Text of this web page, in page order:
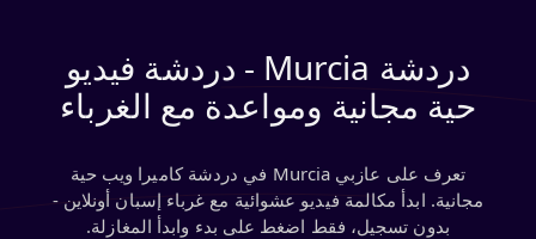
دردشة Murcia - دردشة فيديو
حية مجانية ومواعدة مع الغرباء
تعرف على عازبي Murcia في دردشة كاميرا ويب حية
مجانية. ابدأ مكالمة فيديو عشوائية مع غرباء إسبان أونلاين -
بدون تسجيل، فقط اضغط على بدء وابدأ المغازلة.